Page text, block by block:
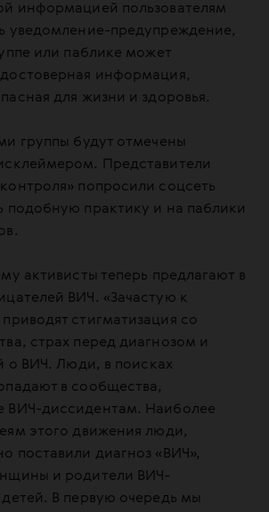
информацией пользователям
уведомление-предупреждение,
или паблике может
информация,
для жизни и здоровья.
группы будут отмечены
Представители
попросили соцсеть
подобную практику и на паблики
активисты теперь предлагают в
ВИЧ. «Зачастую к
стигматизация со
страх перед диагнозом и
о ВИЧ. Люди, в поисках
в сообщества,
ВИЧ-диссидентам. Наиболее
этого движения люди,
поставили диагноз «ВИЧ»,
и родители ВИЧ-
В первую очередь мы